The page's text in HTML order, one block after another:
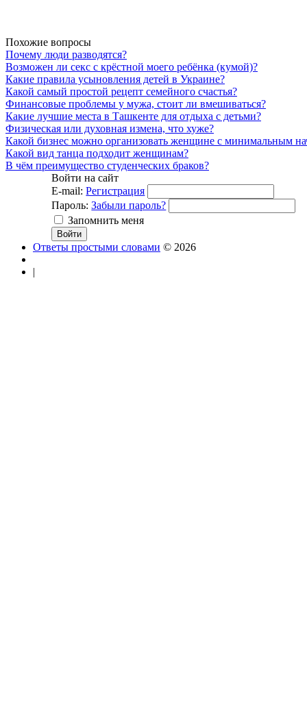
Похожие вопросы
Почему люди разводятся?
Возможен ли секс с крёстной моего ребёнка (кумой)?
Какие правила усыновления детей в Украине?
Какой самый простой рецепт семейного счастья?
Финансовые проблемы у мужа, стоит ли вмешиваться?
Какие лучшие места в Ташкенте для отдыха с детьми?
Физическая или духовная измена, что хуже?
Какой бизнес можно организовать женщине с минимальным
Какой вид танца подходит женщинам?
В чём преимущество студенческих браков?
Войти на сайт
E-mail: Регистрация
Пароль: Забыли пароль?
Запомнить меня
Ответы простыми словами © 2026
|